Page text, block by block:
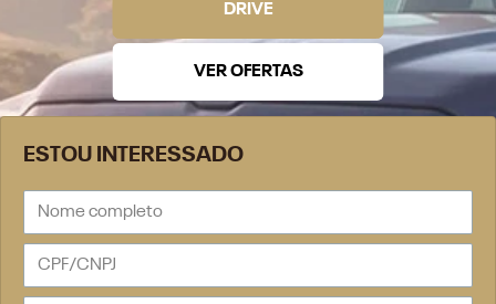
ESTOU INTERESSADO
DRIVE
VER OFERTAS